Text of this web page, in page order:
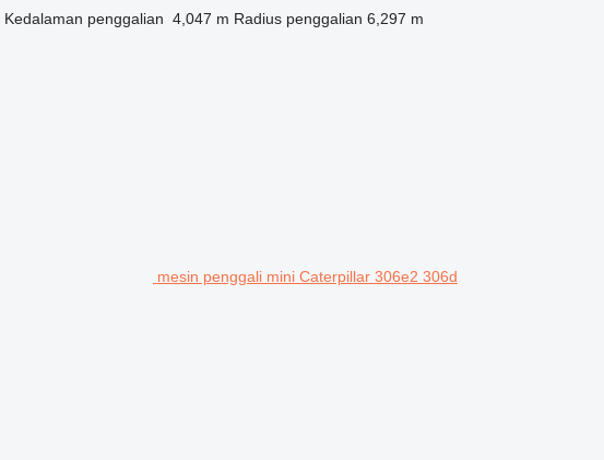
Kedalaman penggalian 4,047 m Radius penggalian 6,297 m
mesin penggali mini Caterpillar 306e2 306d